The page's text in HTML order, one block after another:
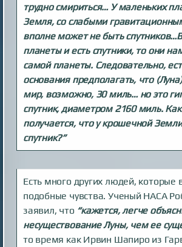
трудно смириться… У маленьких
Земля, со слабыми
вполне может не быть
планеты и есть спутники, то они
самой планеты. Следовательно,
основания предполагать, что
мир, возможно, 30 миль… но это
спутник, диаметром 2160 миль.
получается, что у крошечной
спутник?”
Есть много других людей, которые
подобные чувства. Ученый НАСА
заявил, что “кажется, легче
несуществование Луны, чем ее
то время как Ирвин Шапиро из